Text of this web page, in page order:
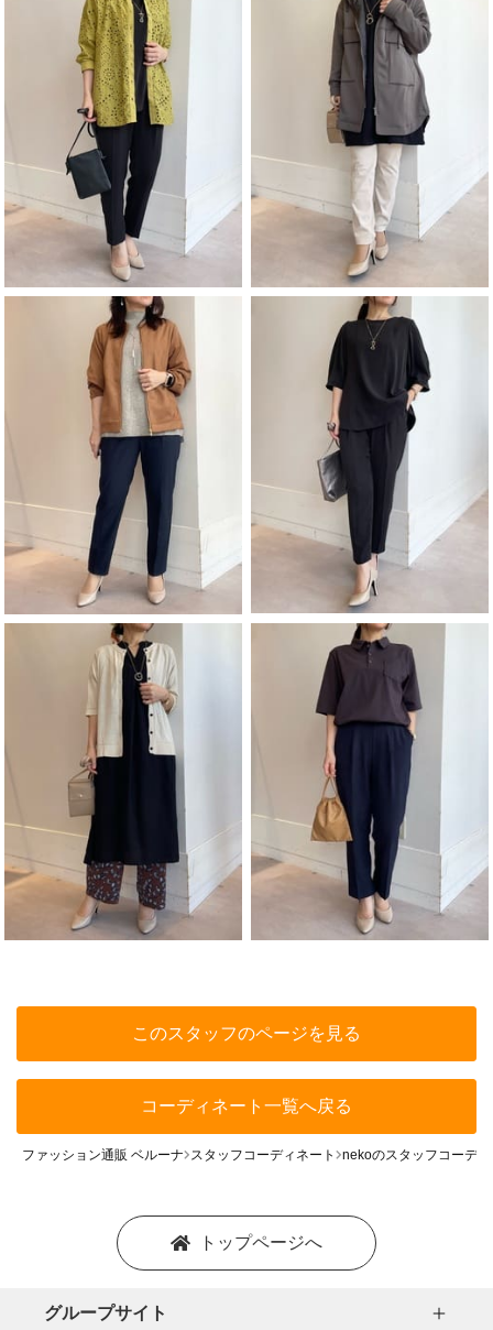
このスタッフのページを見る
コーディネート一覧へ戻る
ファッション通販 ベルーナ スタッフコーディネート nekoのスタッフコーデ
トップページへ
グループサイト